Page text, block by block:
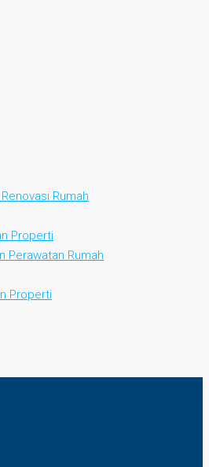
Rumah
Properti
Perawatan Rumah
Properti